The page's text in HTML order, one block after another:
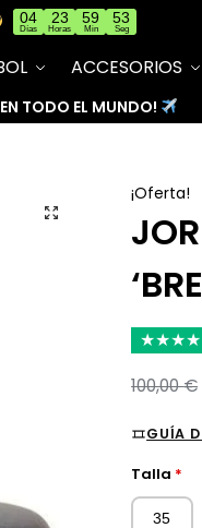
04
Días
23
Horas
59
Min
52
Seg
ACCESORIOS
TODO EL MUNDO!
¡Oferta!
★★★★
100,00€
GUÍA
Talla *
35